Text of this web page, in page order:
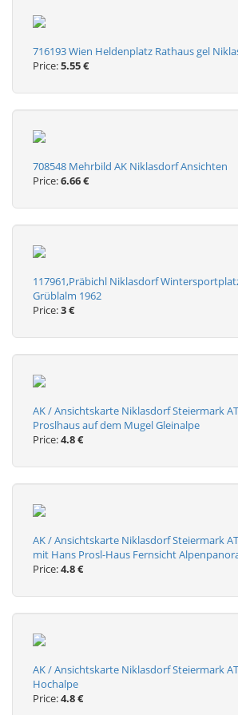
716193 Wien Heldenplatz Rathaus gel
Price:5.55 €
708548 Mehrbild AK Niklasdorf Ansichten
Price:6.66 €
117961,Präbichl Niklasdorf
Grüblalm 1962
Price:3 €
AK / Ansichtskarte Niklasdorf Steiermark
Proslhaus auf dem Mugel Gleinalpe
Price:4.8 €
AK / Ansichtskarte Niklasdorf Steiermark
mit Hans Prosl-Haus Fernsicht
Price:4.8 €
AK / Ansichtskarte Niklasdorf Steiermark
Hochalpe
Price:4.8 €